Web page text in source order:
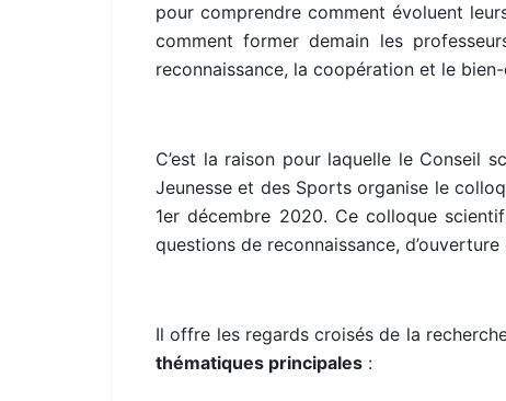
pour comprendre comment évoluent
comment former demain les
reconnaissance, la coopération et le
C’est la raison pour laquelle le Conseil
Jeunesse et des Sports organise le
1er décembre 2020. Ce colloque
questions de reconnaissance,
Il offre les regards croisés de la
thématiques principales :